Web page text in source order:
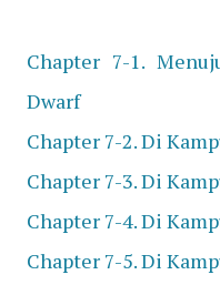
Chapter 7-1.
Dwarf
Chapter 7-2. Di
Chapter 7-3. Di
Chapter 7-4. Di
Chapter 7-5. Di